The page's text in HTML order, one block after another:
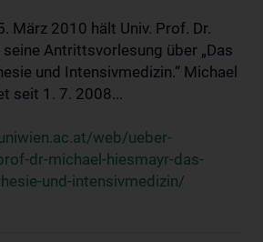
März 2010 hält Univ. Prof. Dr.
Antrittsvorlesung über „Das
und Intensivmedizin.“ Michael
seit 1. 7. 2008...
web/ueber-
dr-michael-hiesmayr-das-
und-intensivmedizin/